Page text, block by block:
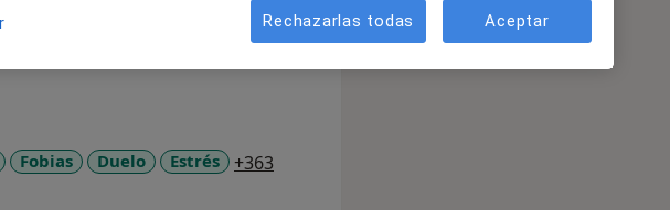
Para poner luz a todas aquellas
de las cualidades que me definen
miedo que me pueda dar traspasar
traspasarlos y seguir creciendo
pongo en la terapia respetando
Fobias Duelo Estrés +363
Rechazarlas todas Aceptar